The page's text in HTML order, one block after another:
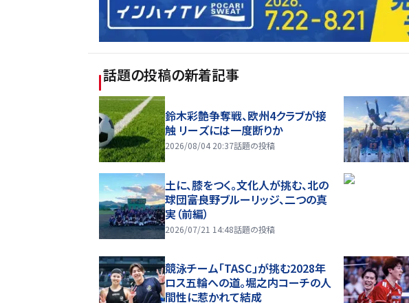
話題の投稿の新着記事
鈴木彩艶争奪戦、欧州4クラブが接
触 リーズには一度断りか
2026/08/04 20:37話題の投稿
土に、膝をつく。文化人が挑む、北の
球団――富良野ブルーリッジ、二つの真
実（前編）
2026/07/21 14:48話題の投稿
競泳チーム「TASC」が挑む2028年
ロス五輪への道。堀之内コーチの人
間性に惹かれて結成